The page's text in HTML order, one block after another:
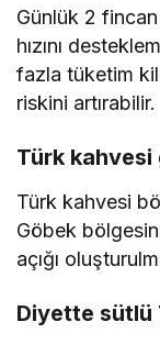
Günlük 2
hızını
fazla tüketim
riskini artırabilir.
Türk
Türk kahvesi
Göbek
açığı
Diyette sütlü